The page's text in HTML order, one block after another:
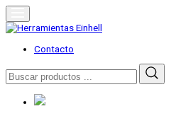
Skip
to
content
Herramientas Einhell
Distribuidor Oficial
Contacto
Buscar
por: